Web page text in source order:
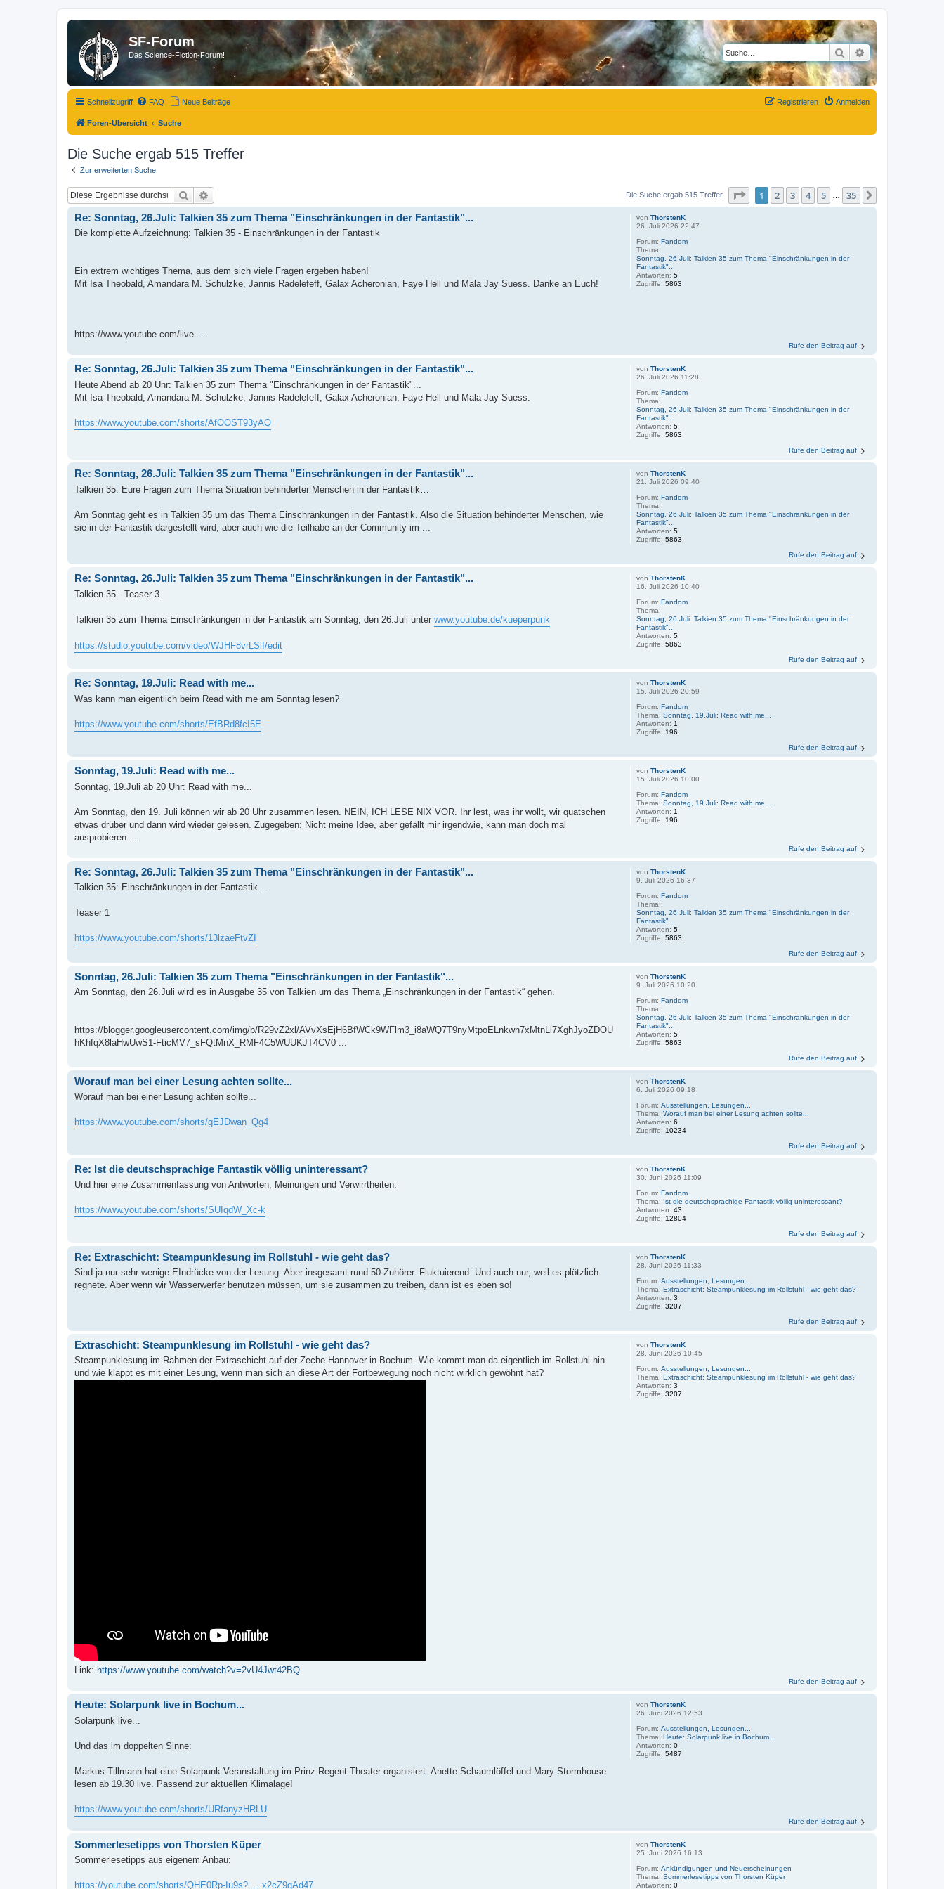
SF-Forum
Das Science-Fiction-Forum! SucheErweiterte Suche
Schnellzugriff FAQ Neue Beiträge Anmelden
Registrieren
Foren-Übersicht Suche
Die Suche ergab 515 Treffer
Zur erweiterten Suche
Suche Die Suche ergab 515 Treffer Seite von35
1 2 3 4 5 35
vonThorstenK
26. Juli 2026 22:47
Forum:Fandom
Thema:
Sonntag, 26.Juli: Talkien 35 zum Thema "Einschränkungen in der
Fantastik"...
Antworten:5
Zugriffe:5863
Re: Sonntag, 26.Juli: Talkien 35 zum Thema "Einschränkungen in der Fantastik"...
Die komplette Aufzeichnung: Talkien 35 - Einschränkungen in der Fantastik
Ein extrem wichtiges Thema, aus dem sich viele Fragen ergeben haben!
Mit Isa Theobald, Amandara M. Schulzke, Jannis Radelefeff, Galax Acheronian, Faye Hell und Mala Jay Suess. Danke an Euch!
https://www.youtube.com/live ...
Rufe den Beitrag auf
vonThorstenK
26. Juli 2026 11:28
Forum:Fandom
Thema:
Sonntag, 26.Juli: Talkien 35 zum Thema "Einschränkungen in der
Fantastik"...
Antworten:5
Zugriffe:5863
Re: Sonntag, 26.Juli: Talkien 35 zum Thema "Einschränkungen in der Fantastik"...
Heute Abend ab 20 Uhr: Talkien 35 zum Thema "Einschränkungen in der Fantastik"...
Mit Isa Theobald, Amandara M. Schulzke, Jannis Radelefeff, Galax Acheronian, Faye Hell und Mala Jay Suess.
https://www.youtube.com/shorts/AfOOST93yAQ
Rufe den Beitrag auf
vonThorstenK
21. Juli 2026 09:40
Forum:Fandom
Thema:
Sonntag, 26.Juli: Talkien 35 zum Thema "Einschränkungen in der
Fantastik"...
Antworten:5
Zugriffe:5863
Re: Sonntag, 26.Juli: Talkien 35 zum Thema "Einschränkungen in der Fantastik"...
Talkien 35: Eure Fragen zum Thema Situation behinderter Menschen in der Fantastik…
Am Sonntag geht es in Talkien 35 um das Thema Einschränkungen in der Fantastik. Also die Situation behinderter Menschen, wie
sie in der Fantastik dargestellt wird, aber auch wie die Teilhabe an der Community im ...
Rufe den Beitrag auf
vonThorstenK
16. Juli 2026 10:40
Forum:Fandom
Thema:
Sonntag, 26.Juli: Talkien 35 zum Thema "Einschränkungen in der
Fantastik"...
Antworten:5
Zugriffe:5863
Re: Sonntag, 26.Juli: Talkien 35 zum Thema "Einschränkungen in der Fantastik"...
Talkien 35 - Teaser 3
Talkien 35 zum Thema Einschränkungen in der Fantastik am Sonntag, den 26.Juli unter www.youtube.de/kueperpunk
https://studio.youtube.com/video/WJHF8vrLSlI/edit
Rufe den Beitrag auf
vonThorstenK
15. Juli 2026 20:59
Forum:Fandom
Thema:Sonntag, 19.Juli: Read with me...
Antworten: 1
Zugriffe: 196
Re: Sonntag, 19.Juli: Read with me...
Was kann man eigentlich beim Read with me am Sonntag lesen?
https://www.youtube.com/shorts/EfBRd8fcI5E
Rufe den Beitrag auf
vonThorstenK
15. Juli 2026 10:00
Forum:Fandom
Thema:Sonntag, 19.Juli: Read with me...
Antworten: 1
Zugriffe: 196
Sonntag, 19.Juli: Read with me...
Sonntag, 19.Juli ab 20 Uhr: Read with me...
Am Sonntag, den 19. Juli können wir ab 20 Uhr zusammen lesen. NEIN, ICH LESE NIX VOR. Ihr lest, was ihr wollt, wir quatschen
etwas drüber und dann wird wieder gelesen. Zugegeben: Nicht meine Idee, aber gefällt mir irgendwie, kann man doch mal
ausprobieren ...
Rufe den Beitrag auf
vonThorstenK
9. Juli 2026 16:37
Forum:Fandom
Thema:
Sonntag, 26.Juli: Talkien 35 zum Thema "Einschränkungen in der
Fantastik"...
Antworten:5
Zugriffe:5863
Re: Sonntag, 26.Juli: Talkien 35 zum Thema "Einschränkungen in der Fantastik"...
Talkien 35: Einschränkungen in der Fantastik...
Teaser 1
https://www.youtube.com/shorts/13lzaeFtvZI
Rufe den Beitrag auf
vonThorstenK
9. Juli 2026 10:20
Forum:Fandom
Thema:
Sonntag, 26.Juli: Talkien 35 zum Thema "Einschränkungen in der
Fantastik"...
Antworten:5
Zugriffe:5863
Sonntag, 26.Juli: Talkien 35 zum Thema "Einschränkungen in der Fantastik"...
Am Sonntag, den 26.Juli wird es in Ausgabe 35 von Talkien um das Thema „Einschränkungen in der Fantastik“ gehen.
https://blogger.googleusercontent.com/img/b/R29vZ2xl/AVvXsEjH6BfWCk9WFlm3_i8aWQ7T9nyMtpoELnkwn7xMtnLl7XghJyoZDOU
hKhfqX8laHwUwS1-FticMV7_sFQtMnX_RMF4C5WUUKJT4CV0 ...
Rufe den Beitrag auf
vonThorstenK
6. Juli 2026 09:18
Forum:Ausstellungen, Lesungen...
Thema:Worauf man bei einer Lesung achten sollte...
Antworten:6
Zugriffe: 10234
Worauf man bei einer Lesung achten sollte...
Worauf man bei einer Lesung achten sollte...
https://www.youtube.com/shorts/gEJDwan_Qg4
Rufe den Beitrag auf
vonThorstenK
30. Juni 2026 11:09
Forum:Fandom
Thema: Ist die deutschsprachige Fantastik völlig uninteressant?
Antworten:43
Zugriffe: 12804
Re: Ist die deutschsprachige Fantastik völlig uninteressant?
Und hier eine Zusammenfassung von Antworten, Meinungen und Verwirrtheiten:
https://www.youtube.com/shorts/SUIqdW_Xc-k
Rufe den Beitrag auf
vonThorstenK
28. Juni 2026 11:33
Forum:Ausstellungen, Lesungen...
Thema:Extraschicht: Steampunklesung im Rollstuhl - wie geht das?
Antworten:3
Zugriffe:3207
Re: Extraschicht: Steampunklesung im Rollstuhl - wie geht das?
Sind ja nur sehr wenige EIndrücke von der Lesung. Aber insgesamt rund 50 Zuhörer. Fluktuierend. Und auch nur, weil es plötzlich
regnete. Aber wenn wir Wasserwerfer benutzen müssen, um sie zusammen zu treiben, dann ist es eben so!
Rufe den Beitrag auf
vonThorstenK
28. Juni 2026 10:45
Forum:Ausstellungen, Lesungen...
Thema:Extraschicht: Steampunklesung im Rollstuhl - wie geht das?
Antworten:3
Zugriffe:3207
Extraschicht: Steampunklesung im Rollstuhl - wie geht das?
Steampunklesung im Rahmen der Extraschicht auf der Zeche Hannover in Bochum. Wie kommt man da eigentlich im Rollstuhl hin
und wie klappt es mit einer Lesung, wenn man sich an diese Art der Fortbewegung noch nicht wirklich gewöhnt hat?
Link: https://www.youtube.com/watch?v=2vU4Jwt42BQ
Rufe den Beitrag auf
vonThorstenK
26. Juni 2026 12:53
Forum:Ausstellungen, Lesungen...
Thema:Heute: Solarpunk live in Bochum...
Antworten:0
Zugriffe:5487
Heute: Solarpunk live in Bochum...
Solarpunk live...
Und das im doppelten Sinne:
Markus Tillmann hat eine Solarpunk Veranstaltung im Prinz Regent Theater organisiert. Anette Schaumlöffel und Mary Stormhouse
lesen ab 19.30 live. Passend zur aktuellen Klimalage!
https://www.youtube.com/shorts/URfanyzHRLU
Rufe den Beitrag auf
vonThorstenK
25. Juni 2026 16:13
Forum:Ankündigungen und Neuerscheinungen
Thema:Sommerlesetipps von Thorsten Küper
Antworten:0
Sommerlesetipps von Thorsten Küper
Sommerlesetipps aus eigenem Anbau:
https://youtube.com/shorts/QHE0Rp-Iu9s? ... x2cZ9qAd47